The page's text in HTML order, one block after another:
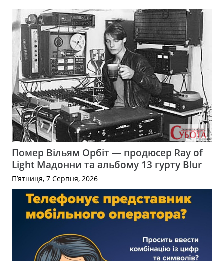
Помер Вільям Орбіт — продюсер Ray of
Light Мадонни та альбому 13 гурту Blur
П’ятниця, 7 Серпня, 2026